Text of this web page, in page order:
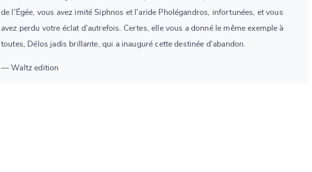
de l'Égée, vous avez imité Siphnos et l'aride Pholégandros, infortunées, et vous
avez perdu votre éclat d'autrefois. Certes, elle vous a donné le même exemple à
toutes, Délos jadis brillante, qui a inauguré cette destinée d'abandon.
— Waltz edition